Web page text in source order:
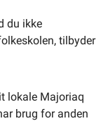
du ikke
tilbyder
lokale Majoriaq
brug for anden